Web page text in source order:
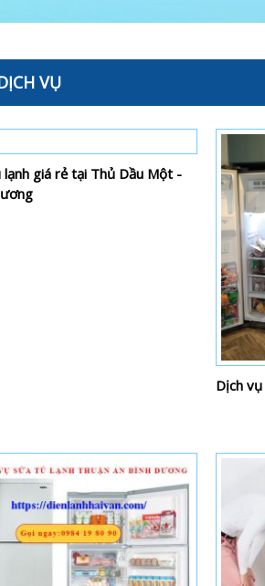
VỤ
lạnh giá rẻ tại Thủ Dầu Một -
Dịch